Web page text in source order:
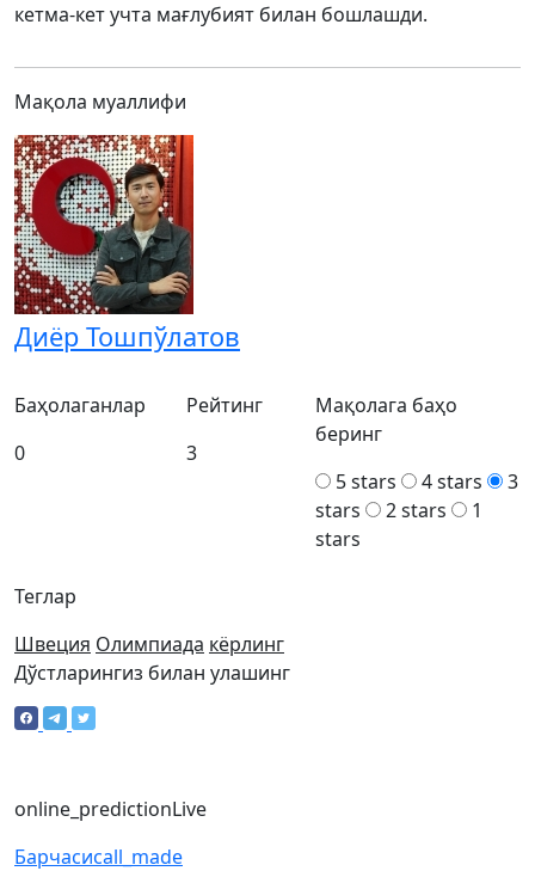
кетма-кет учта мағлубият билан бошлашди.
Мақола муаллифи
Диёр Тошпўлатов
Теглар
Швеция Олимпиада кёрлинг
Баҳолаганлар
0
Рейтинг
3
Мақолага баҳо
беринг
5 stars
4 stars
3
stars
2 stars
1
stars
Дўстларингиз билан улашинг
online_predictionLive
Барчасиcall_made